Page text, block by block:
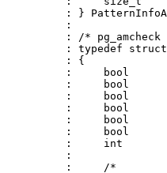
: }
:
: /*
: typedef
: {
:     bool
:     bool
:     bool
:     bool
:     bool
:     bool
:     int
:
:     /*